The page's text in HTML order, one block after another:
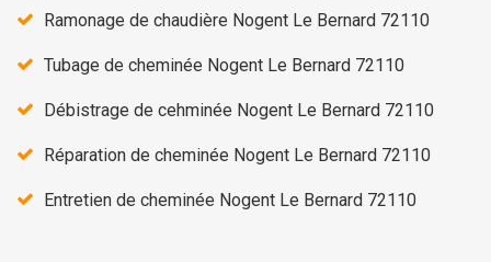
Ramonage de chaudière Nogent Le Bernard 72110
Tubage de cheminée Nogent Le Bernard 72110
Débistrage de cehminée Nogent Le Bernard 72110
Réparation de cheminée Nogent Le Bernard 72110
Entretien de cheminée Nogent Le Bernard 72110